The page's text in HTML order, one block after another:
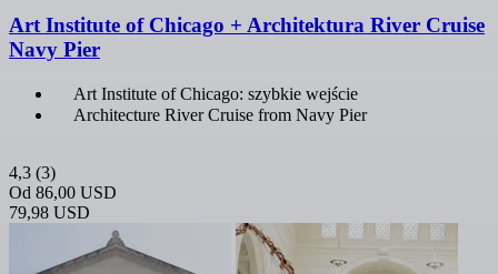
Art Institute of Chicago + Architektura River Cruise
Navy Pier
Art Institute of Chicago: szybkie wejście
Architecture River Cruise from Navy Pier
4,3 (3)
Od 86,00 USD
79,98 USD